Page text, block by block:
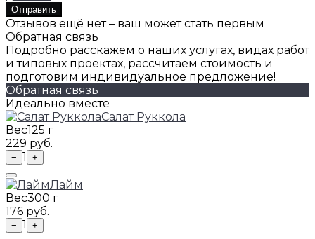
Отправить
Отзывов ещё нет – ваш может стать первым
Обратная связь
Подробно расскажем о наших услугах, видах работ
и типовых проектах, рассчитаем стоимость и
подготовим индивидуальное предложение!
Обратная связь
Идеально вместе
Салат Руккола
Вес125 г
229 руб.
− 1 +
Лайм
Вес300 г
176 руб.
− 1 +